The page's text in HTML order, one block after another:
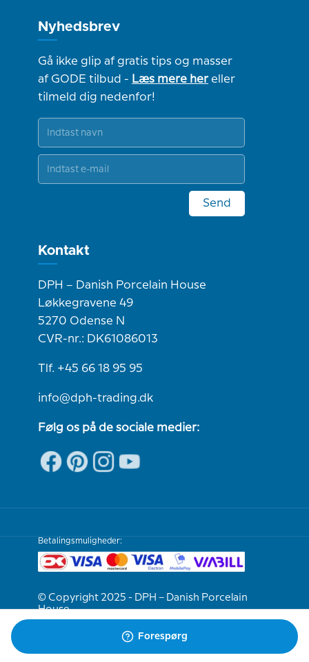
Forespørg
Nyhedsbrev
Gå ikke glip af gratis tips og masser
af GODE tilbud - Læs mere hereller
tilmeld dig nedenfor!
Send
Kontakt
DPH – Danish Porcelain House
Løkkegravene 49
5270 Odense N
CVR-nr.: DK61086013
Tlf. +45 66 18 95 95
info@dph-trading.dk
Følg os på de sociale medier:
Betalingsmuligheder:
© Copyright 2025 - DPH – Danish Porcelain
House